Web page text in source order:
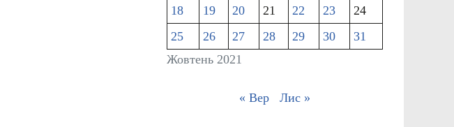
Жовтень 2021
18
19 20 21 22 23
24
25
26 27 28 29 30 31
« Вер Лис »